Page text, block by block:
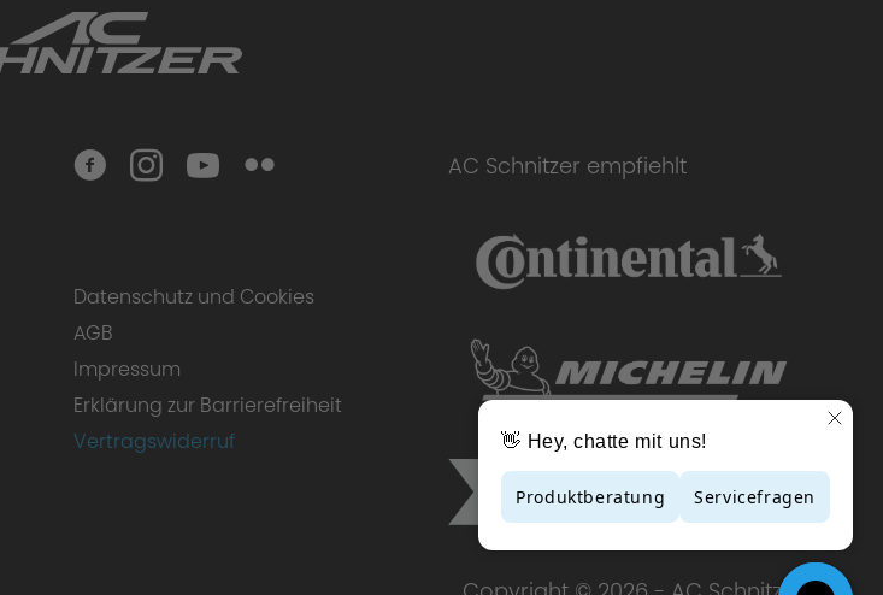
Datenschutz und Cookies
AGB
Impressum
Erklärung zur Barrierefreiheit
Vertragswiderruf
AC Schnitzer empfiehlt